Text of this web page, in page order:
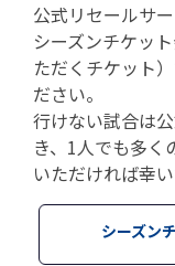
公式リセールサ
シーズンチケッ
ただくチケット
ださい。
行けない試合は
き、1人でも多く
いただければ幸い
シーズン